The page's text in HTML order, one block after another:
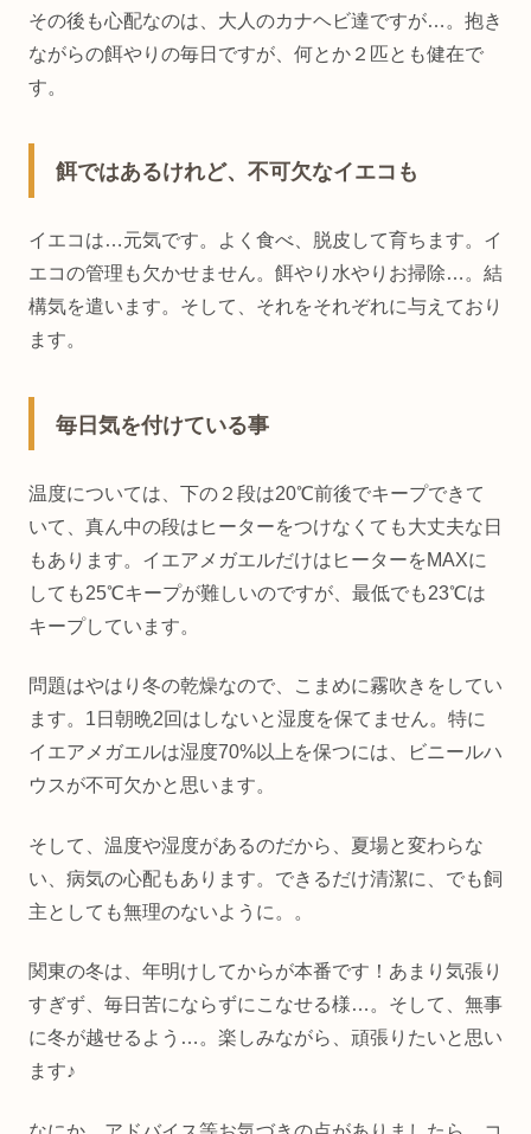
その後も心配なのは、大人のカナヘビ達ですが…。抱き
ながらの餌やりの毎日ですが、何とか２匹とも健在で
す。
餌ではあるけれど、不可欠なイエコも
イエコは…元気です。よく食べ、脱皮して育ちます。イ
エコの管理も欠かせません。餌やり水やりお掃除…。結
構気を遣います。そして、それをそれぞれに与えており
ます。
毎日気を付けている事
温度については、下の２段は20℃前後でキープできて
いて、真ん中の段はヒーターをつけなくても大丈夫な日
もあります。イエアメガエルだけはヒーターをMAXに
しても25℃キープが難しいのですが、最低でも23℃は
キープしています。
問題はやはり冬の乾燥なので、こまめに霧吹きをしてい
ます。1日朝晩2回はしないと湿度を保てません。特に
イエアメガエルは湿度70%以上を保つには、ビニールハ
ウスが不可欠かと思います。
そして、温度や湿度があるのだから、夏場と変わらな
い、病気の心配もあります。できるだけ清潔に、でも飼
主としても無理のないように。。
関東の冬は、年明けしてからが本番です！あまり気張り
すぎず、毎日苦にならずにこなせる様…。そして、無事
に冬が越せるよう…。楽しみながら、頑張りたいと思い
ます♪